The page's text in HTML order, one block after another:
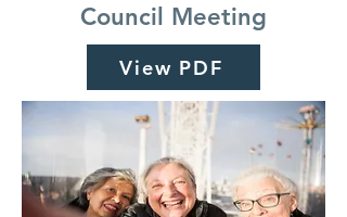
Council Meeting
View PDF